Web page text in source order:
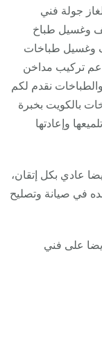
/
غاز
جولة فني
وغسيل طباخ
وغسيل طباخات
تركيب مداخن
نقدم لكم
بالكويت بخبرة
وإعادتها
عادي بكل إتقان،
في صيانة وتصليح
على فني